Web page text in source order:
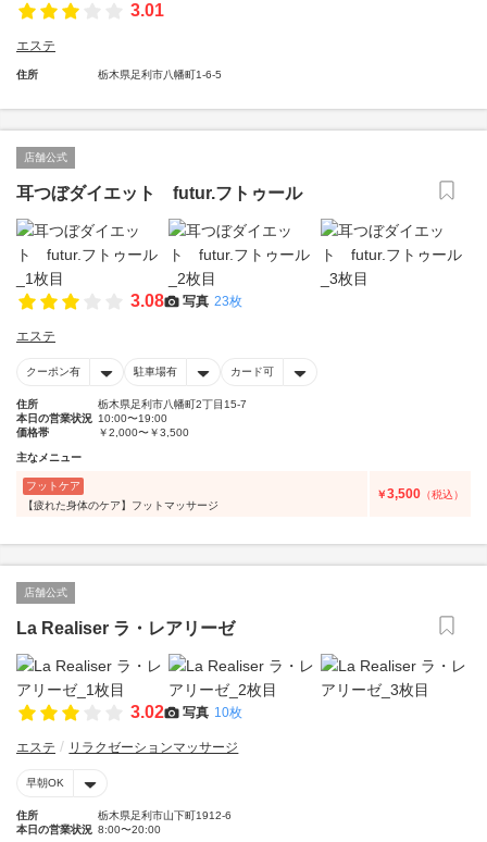
3.01
エステ
住所 栃木県足利市八幡町1-6-5
店舗公式
耳つぼダイエット futur.フトゥール
3.08 写真 23枚
エステ
クーポン有 駐車場有 カード可
住所
栃木県足利市八幡町2丁目15-7
本日の営業状況 10:00〜19:00
価格帯
￥2,000〜￥3,500
主なメニュー
フットケア
【疲れた身体のケア】フットマッサージ
￥3,500 （税込）
店舗公式
La Realiser ラ・レアリーゼ
3.02 写真 10枚
エステ リラクゼーションマッサージ
早朝OK
住所
栃木県足利市山下町1912-6
本日の営業状況 8:00〜20:00